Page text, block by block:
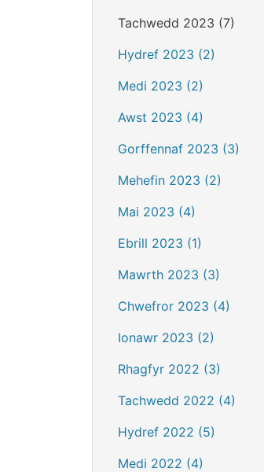
Tachwedd 2023 (7)
Hydref 2023 (2)
Medi 2023 (2)
Awst 2023 (4)
Gorffennaf 2023 (3)
Mehefin 2023 (2)
Mai 2023 (4)
Ebrill 2023 (1)
Mawrth 2023 (3)
Chwefror 2023 (4)
Ionawr 2023 (2)
Rhagfyr 2022 (3)
Tachwedd 2022 (4)
Hydref 2022 (5)
Medi 2022 (4)